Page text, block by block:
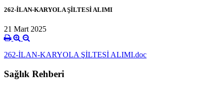
262-İLAN-KARYOLA ŞİLTESİ ALIMI
21 Mart 2025
262-İLAN-KARYOLA ŞİLTESİ ALIMI.doc
Sağlık Rehberi